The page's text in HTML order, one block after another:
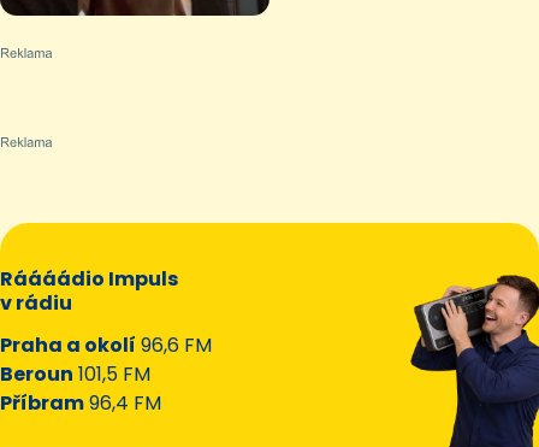
Ráááádio Impuls
v rádiu
Praha a okolí 96,6 FM
Beroun 101,5 FM
Příbram96,4 FM